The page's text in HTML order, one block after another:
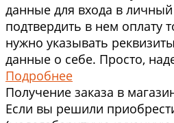
данные для входа в
подтвердить в нем оплату
нужно указывать
данные о себе. Просто,
Подробнее
Получение заказа в
Если вы решили